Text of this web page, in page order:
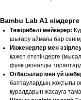
Bambu Lab A1 кімдерге
Тәжірибелі мейкерер:
шығару аймағы бар
Инженерлер мен
қажет ететіндерге
функционалды
Отбасылар мен үй
баптаулардың жоқтығы
құралдарын жасауға